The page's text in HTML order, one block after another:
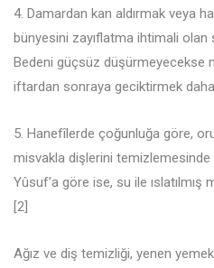
4. Damardan kan aldırmak veya
bünyesini zayıflatma ihtimali olan
Bedeni güçsüz düşürmeyecekse
iftardan sonraya geciktirmek
5. Hanefîlerde çoğunluğa göre,
misvakla dişlerini temizlemesinde
Yûsuf’a göre ise, su ile ıslatılmış
[2]
Ağız ve diş temizliği, yenen